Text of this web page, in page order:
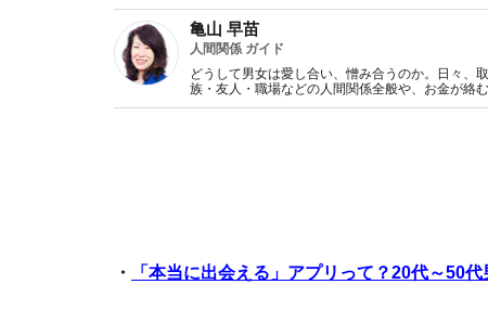
亀山 早苗
人間関係 ガイド
どうして男女は愛し合い、憎み合うのか。日々、
族・友人・職場などの人間関係全般や、お金が絡
魅力の秘密』など著書多数。
・ 「本当に出会える」アプリって？20代～50